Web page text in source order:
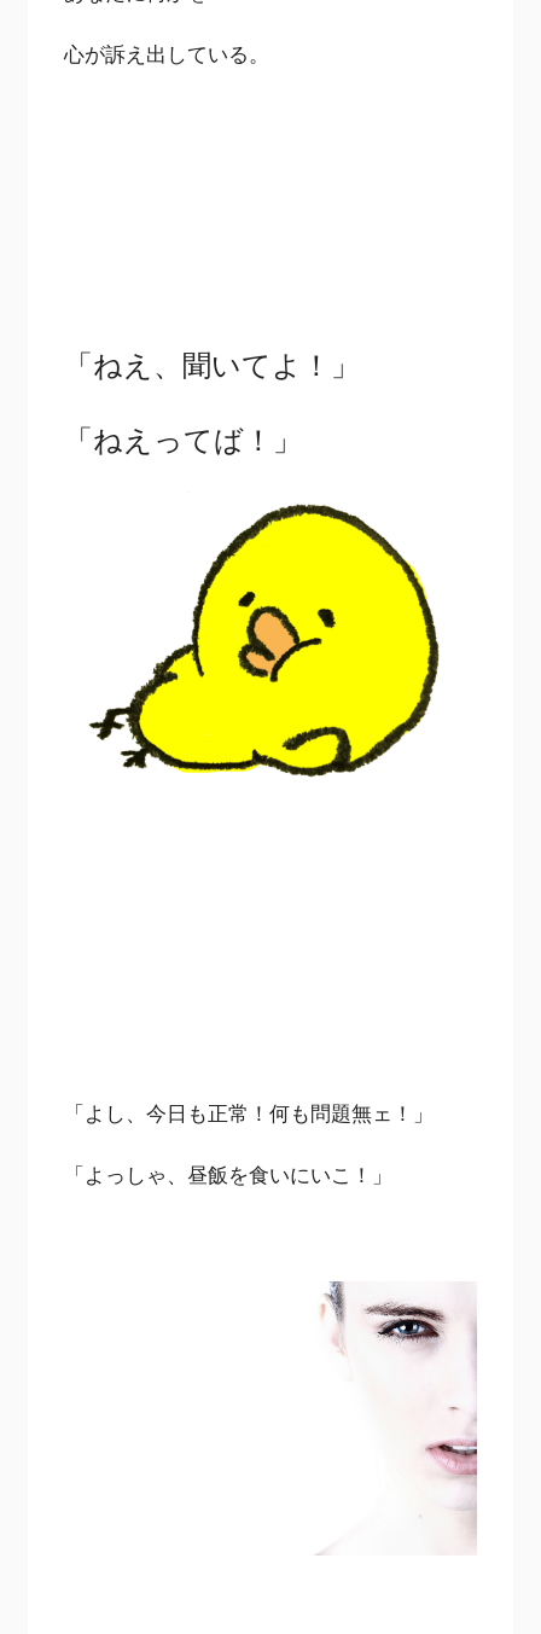
心が訴え出している。
「ねえ、聞いてよ！」
「ねえってば！」
「よし、今日も正常！何も問題無ェ！」
「よっしゃ、昼飯を食いにいこ！」